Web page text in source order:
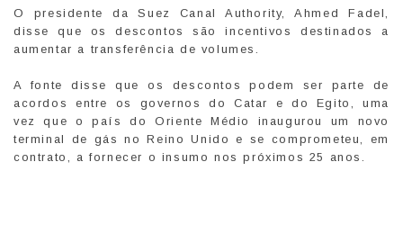
O presidente da Suez Canal Authority, Ahmed Fadel,
disse que os descontos são incentivos destinados a
aumentar a transferência de volumes.
A fonte disse que os descontos podem ser parte de
acordos entre os governos do Catar e do Egito, uma
vez que o país do Oriente Médio inaugurou um novo
terminal de gás no Reino Unido e se comprometeu, em
contrato, a fornecer o insumo nos próximos 25 anos.